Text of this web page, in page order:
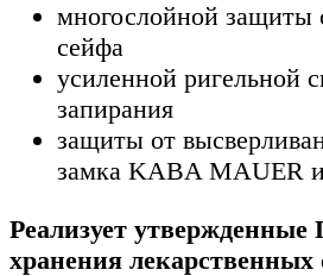
многослойной защиты
сейфа
усиленной ригельной
запирания
защиты от
замка KABA MAUER
Реализует утвержденные
хранения лекарственных